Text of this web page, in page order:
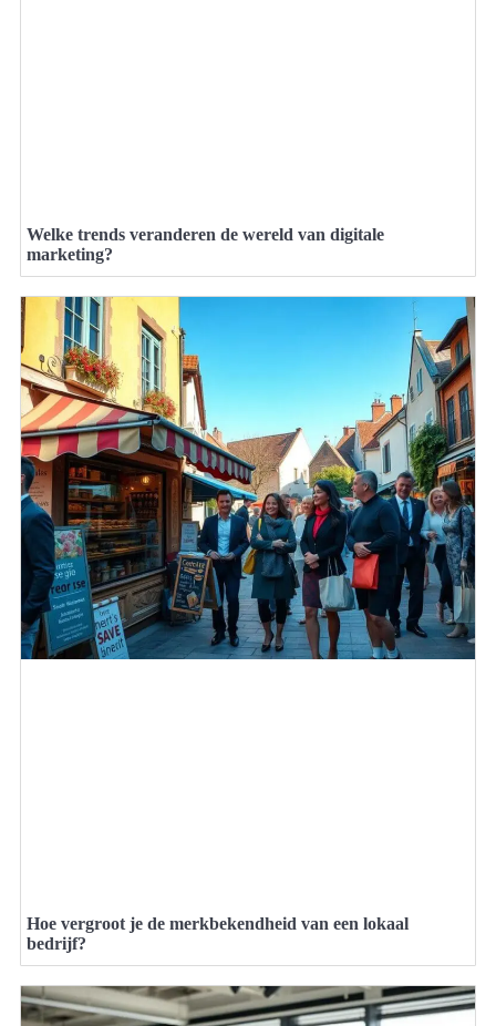
Welke trends veranderen de wereld van digitale
marketing?
Hoe vergroot je de merkbekendheid van een lokaal
bedrijf?